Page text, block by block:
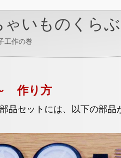
ゃいものくらぶ
工作の巻
作り方
品セットには、以下の部品